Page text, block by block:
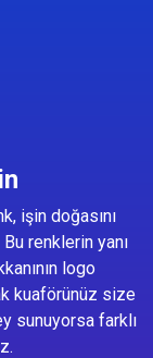
işin doğasını
renklerin yanı
logo
kuaförünüz size
sunuyorsa farklı